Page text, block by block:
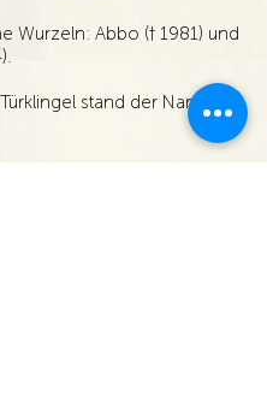
Wurzeln: Abbo († 1981) und
stand der Name